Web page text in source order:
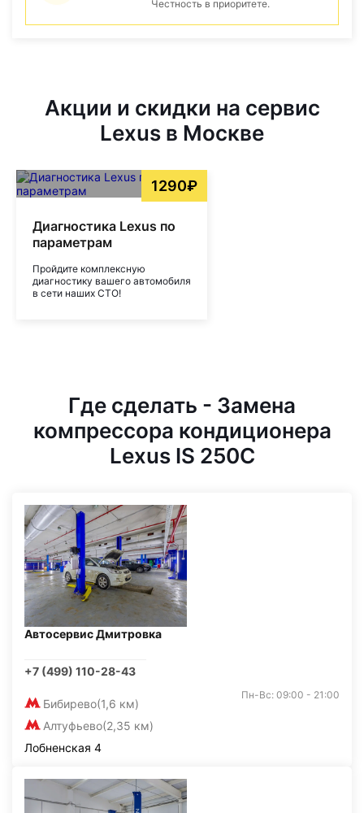
Честность в приоритете.
Акции и скидки на сервис
Lexus в Москве
1290₽
Диагностика Lexus по
параметрам
Пройдите комплексную
диагностику вашего автомобиля
в сети наших СТО!
Где сделать - Замена
компрессора кондиционера
Lexus IS 250C
Автосервис Дмитровка
+7 (499) 110-28-43
Бибирево(1,6 км)
Алтуфьево(2,35 км)
Пн-Вс: 09:00 - 21:00
Лобненская 4